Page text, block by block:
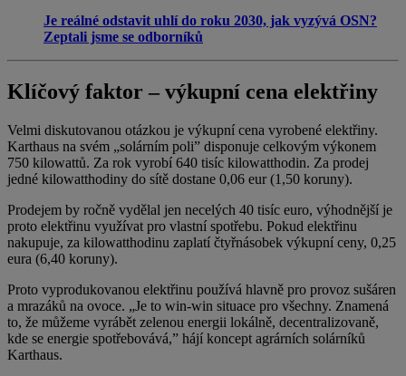
Je reálné odstavit uhlí do roku 2030, jak vyzývá OSN?
Zeptali jsme se odborníků
Klíčový faktor – výkupní cena elektřiny
Velmi diskutovanou otázkou je výkupní cena vyrobené elektřiny.
Karthaus na svém „solárním poli” disponuje celkovým výkonem
750 kilowattů. Za rok vyrobí 640 tisíc kilowatthodin. Za prodej
jedné kilowatthodiny do sítě dostane 0,06 eur (1,50 koruny).
Prodejem by ročně vydělal jen necelých 40 tisíc euro, výhodnější je
proto elektřinu využívat pro vlastní spotřebu. Pokud elektřinu
nakupuje, za kilowatthodinu zaplatí čtyřnásobek výkupní ceny, 0,25
eura (6,40 koruny).
Proto vyprodukovanou elektřinu používá hlavně pro provoz sušáren
a mrazáků na ovoce. „Je to win-win situace pro všechny. Znamená
to, že můžeme vyrábět zelenou energii lokálně, decentralizovaně,
kde se energie spotřebovává,” hájí koncept agrárních solárníků
Karthaus.